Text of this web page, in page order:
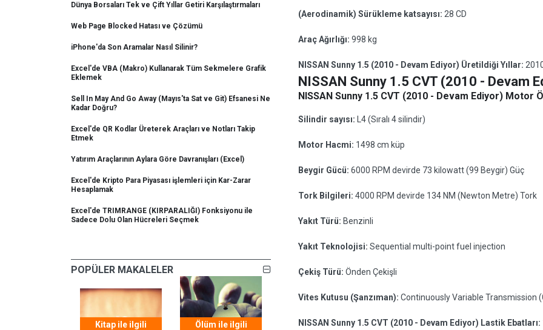
Dünya Borsaları Tek ve Çift Yıllar Getiri Karşılaştırmaları
Web Page Blocked Hatası ve Çözümü
iPhone'da Son Aramalar Nasıl Silinir?
Excel'de VBA (Makro) Kullanarak Tüm Sekmelere Grafik
Eklemek
Sell In May And Go Away (Mayıs'ta Sat ve Git) Efsanesi Ne
Kadar Doğru?
Excel'de QR Kodlar Üreterek Araçları ve Notları Takip
Etmek
Yatırım Araçlarının Aylara Göre Davranışları (Excel)
Excel'de Kripto Para Piyasası işlemleri için Kar-Zarar
Hesaplamak
Excel'de TRIMRANGE (KIRPARALIĞI) Fonksiyonu ile
Sadece Dolu Olan Hücreleri Seçmek
POPÜLER MAKALELER
Kitap ile ilgili
Ölüm ile ilgili
(Aerodinamik) Sürükleme katsayısı: 28 CD
Araç Ağırlığı: 998 kg
NISSAN Sunny 1.5 (2010 - Devam Ediyor) Üretildiği Yıllar:
NISSAN Sunny 1.5 CVT (2010 - Devam
NISSAN Sunny 1.5 CVT (2010 - Devam Ediyor) Motor
Silindir sayısı: L4 (Sıralı 4 silindir)
Motor Hacmi: 1498 cm küp
Beygir Gücü: 6000 RPM devirde 73 kilowatt (99 Beygir) Güç
Tork Bilgileri: 4000 RPM devirde 134 NM (Newton Metre) Tork
Yakıt Türü: Benzinli
Yakıt Teknolojisi: Sequential multi-point fuel injection
Çekiş Türü: Önden Çekişli
Vites Kutusu (Şanzıman): Continuously Variable Transmission
NISSAN Sunny 1.5 CVT (2010 - Devam Ediyor) Lastik Ebatları: